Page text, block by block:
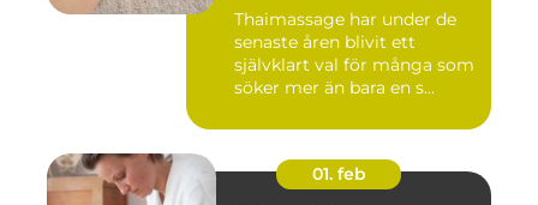
Thaimassage har under de
senaste åren blivit ett
självklart val för många som
söker mer än bara en s...
01. feb